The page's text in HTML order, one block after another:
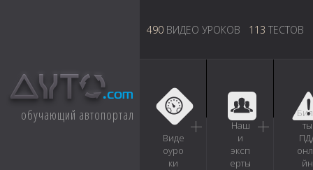
обучающий автопортал
490 ВИДЕО УРОКОВ 113 ТЕСТОВ
Виде
оуро
ки
Наш
и
эксп
ерты
ты
йн